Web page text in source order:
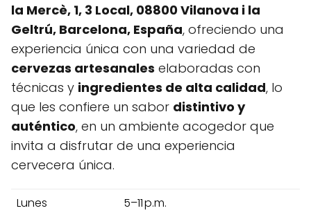
la Mercè, 1, 3 Local, 08800 Vilanova i la
Geltrú, Barcelona, España, ofreciendo una
experiencia única con una variedad de
cervezas artesanales elaboradas con
técnicas y ingredientes de alta calidad, lo
que les confiere un sabor distintivo y
auténtico, en un ambiente acogedor que
invita a disfrutar de una experiencia
cervecera única.
Lunes
5–11 p.m.